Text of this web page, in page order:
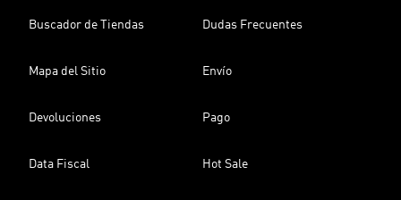
Buscador de Tiendas Dudas Frecuentes
Mapa del Sitio Envío
Devoluciones Pago
Data Fiscal Hot Sale